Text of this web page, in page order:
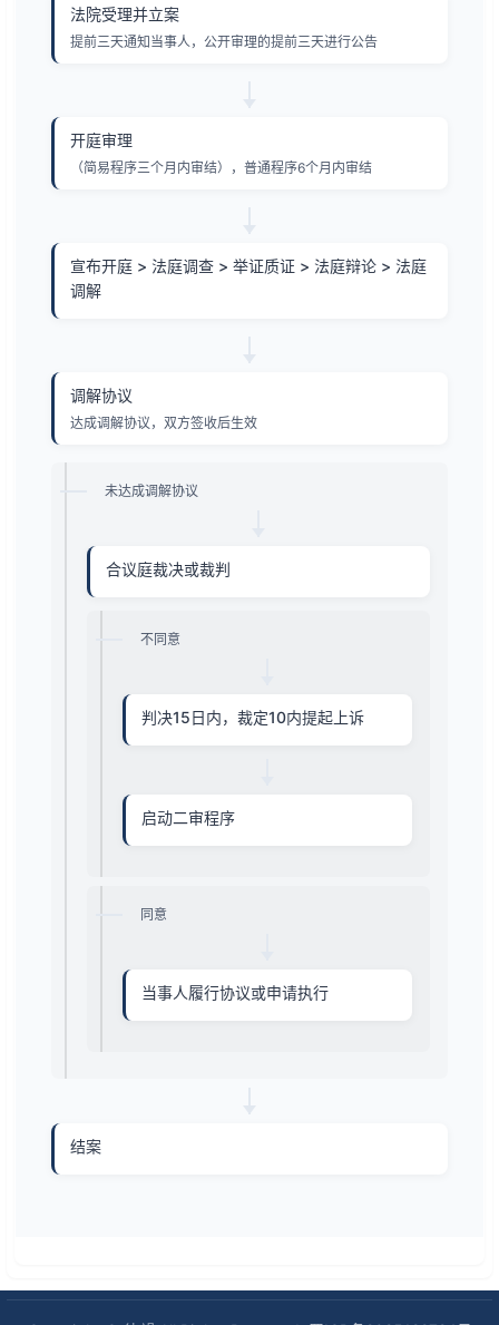
法院受理并立案
提前三天通知当事人，公开审理的提前三天进行公告
开庭审理
（简易程序三个月内审结），普通程序6个月内审结
宣布开庭 > 法庭调查 > 举证质证 > 法庭辩论 > 法庭
调解
调解协议
达成调解协议，双方签收后生效
未达成调解协议
合议庭裁决或裁判
不同意
判决15日内，裁定10内提起上诉
启动二审程序
同意
当事人履行协议或申请执行
结案